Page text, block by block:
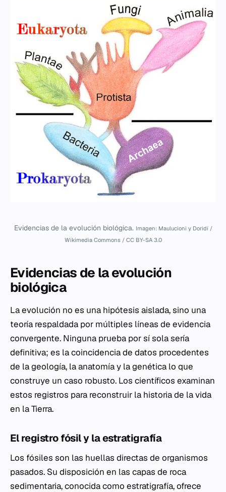
Evidencias de la evolución biológica. Imagen: Maulucioni y Doridí /
Wikimedia Commons / CC BY-SA 3.0
Evidencias de la evolución
biológica
La evolución no es una hipótesis aislada, sino una
teoría respaldada por múltiples líneas de evidencia
convergente. Ninguna prueba por sí sola sería
definitiva; es la coincidencia de datos procedentes
de la geología, la anatomía y la genética lo que
construye un caso robusto. Los científicos examinan
estos registros para reconstruir la historia de la vida
en la Tierra.
El registro fósil y la estratigrafía
Los fósiles son las huellas directas de organismos
pasados. Su disposición en las capas de roca
sedimentaria, conocida como estratigrafía, ofrece